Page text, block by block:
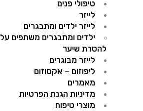
טיפולי פנים
לייזר
לייזר ילדים ומתבגרים​
ילדים ומתבגרים​ משתפים על
להסרת שיער
לייזר מבוגרים
ליפוזום – אקסוזום
מאמרים
מדיניות הגנת הפרטיות
מוצרי טיפוח